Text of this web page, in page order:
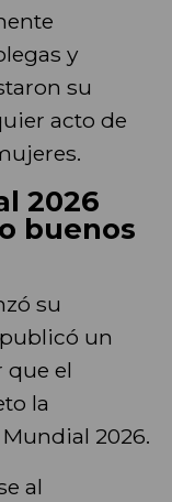
y
su
acto de
2026
buenos
su
un
que el
la
2026.
al